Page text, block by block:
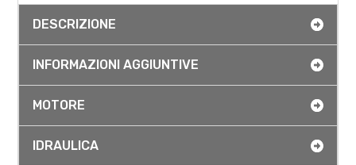
DESCRIZIONE
INFORMAZIONI AGGIUNTIVE
MOTORE
IDRAULICA